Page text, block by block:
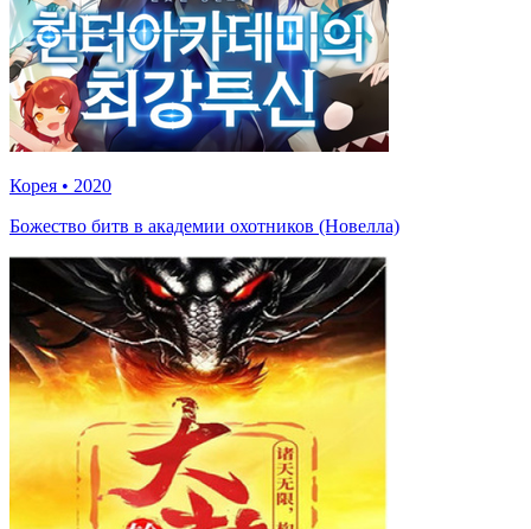
Корея • 2020
Божество битв в академии охотников (Новелла)